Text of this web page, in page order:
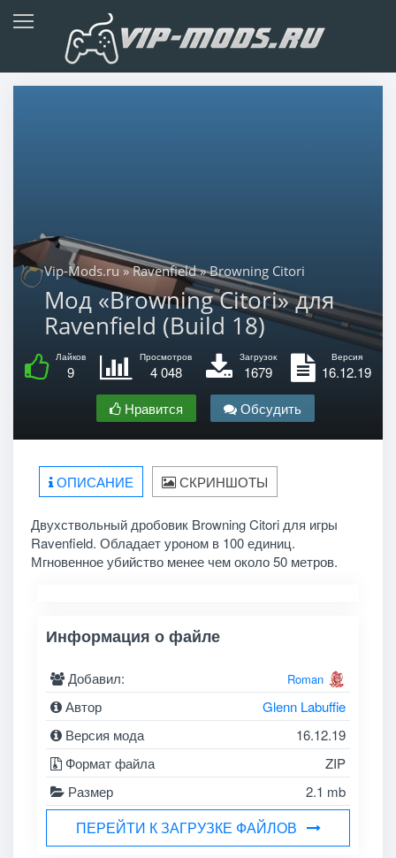
Vip-Mods.ru»Ravenfield» Browning Citori
Мод «Browning Citori» для
Ravenfield (Build 18)
Лайков
9
Просмотров
4 048
Загрузок
1679
Версия
16.12.19
Нравится
Обсудить
ОПИСАНИЕ СКРИНШОТЫ
Двухствольный дробовик Browning Citori для игры
Ravenfield. Обладает уроном в 100 единиц.
Мгновенное убийство менее чем около 50 метров.
Информация о файле
Добавил: Roman
Автор
Glenn Labuffie
Версия мода
16.12.19
Формат файла
ZIP
Размер
2.1 mb
ПЕРЕЙТИ К ЗАГРУЗКЕ ФАЙЛОВ